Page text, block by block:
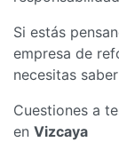
Si estás
empresa de
necesitas
Cuestiones a
en Vizcaya